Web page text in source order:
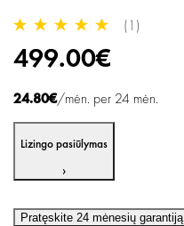
(1)
499.00€
24.80€/mėn. per 24 mėn.
Lizingo pasiūlymas
›
Pratęskite 24 mėnesių garantiją